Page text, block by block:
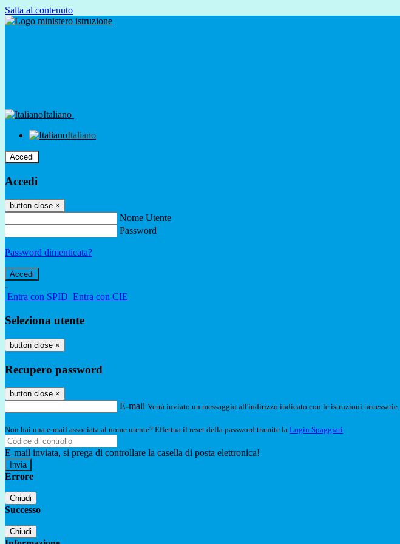
Salta al contenuto
Italiano
Italiano
Accedi
Accedi
button close ×
Nome Utente
Password
Password dimenticata?
-
Entra con SPID Entra con CIE
Seleziona utente
button close ×
Recupero password
button close ×
E-mail Verrà inviato un messaggio all'indirizzo indicato con le istruzioni necessarie.
Non hai una e-mail associata al nome utente? Effettua il reset della password tramite la Login Spaggiari
E-mail inviata, si prega di controllare la casella di posta elettronica!
Errore
Chiudi
Successo
Chiudi